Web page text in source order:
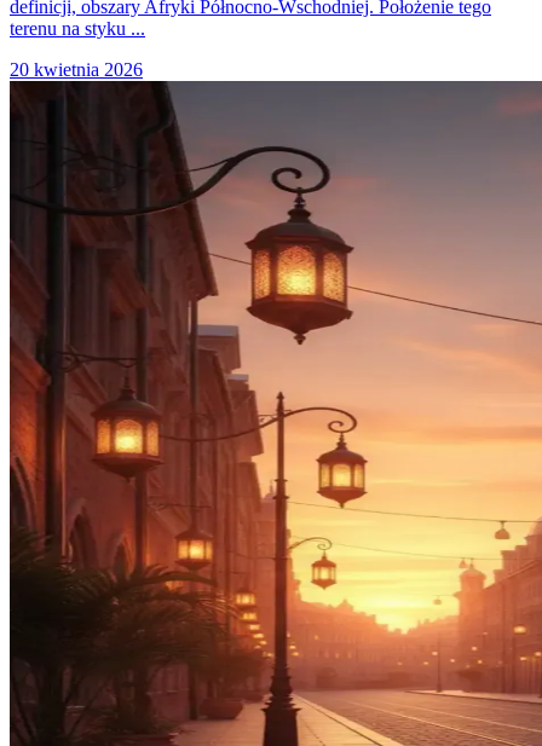
definicji, obszary Afryki Północno-Wschodniej. Położenie tego
terenu na styku ...
20 kwietnia 2026